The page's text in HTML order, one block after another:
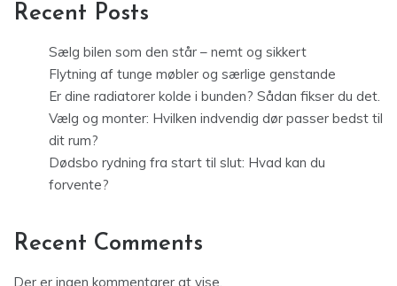
Recent Posts
Sælg bilen som den står – nemt og sikkert
Flytning af tunge møbler og særlige genstande
Er dine radiatorer kolde i bunden? Sådan fikser du det.
Vælg og monter: Hvilken indvendig dør passer bedst til
dit rum?
Dødsbo rydning fra start til slut: Hvad kan du
forvente?
Recent Comments
Der er ingen kommentarer at vise.